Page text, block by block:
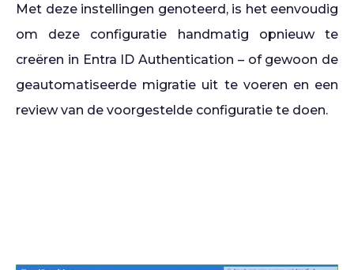
Met deze instellingen genoteerd, is het eenvoudig
om deze configuratie handmatig opnieuw te
creëren in Entra ID Authentication – of gewoon de
geautomatiseerde migratie uit te voeren en een
review van de voorgestelde configuratie te doen.